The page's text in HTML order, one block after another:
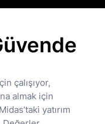
çalışıyor,
almak için
yatırım